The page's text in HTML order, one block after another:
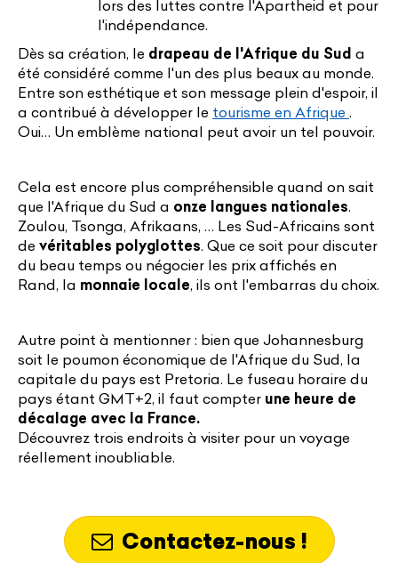
lors des luttes contre l'Apartheid et pour
l'indépendance.
Dès sa création, le drapeau de l'Afrique du Sud a
été considéré comme l'un des plus beaux au monde.
Entre son esthétique et son message plein d'espoir, il
a contribué à développer le tourisme en Afrique .
Oui… Un emblème national peut avoir un tel pouvoir.
Cela est encore plus compréhensible quand on sait
que l'Afrique du Sud a onze langues nationales.
Zoulou, Tsonga, Afrikaans, … Les Sud-Africains sont
de véritables polyglottes. Que ce soit pour discuter
du beau temps ou négocier les prix affichés en
Rand, la monnaie locale, ils ont l'embarras du choix.
Autre point à mentionner : bien que Johannesburg
soit le poumon économique de l'Afrique du Sud, la
capitale du pays est Pretoria. Le fuseau horaire du
pays étant GMT+2, il faut compter une heure de
décalage avec la France.
Découvrez trois endroits à visiter pour un voyage
réellement inoubliable.
Contactez-nous !